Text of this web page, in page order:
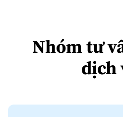
Nhóm tư
dịch